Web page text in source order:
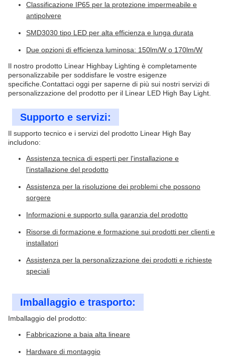
Classificazione IP65 per la protezione impermeabile e
antipolvere
SMD3030 tipo LED per alta efficienza e lunga durata
Due opzioni di efficienza luminosa: 150lm/W o 170lm/W
Il nostro prodotto Linear Highbay Lighting è completamente
personalizzabile per soddisfare le vostre esigenze
specifiche.Contattaci oggi per saperne di più sui nostri servizi di
personalizzazione del prodotto per il Linear LED High Bay Light.
Supporto e servizi:
Il supporto tecnico e i servizi del prodotto Linear High Bay
includono:
Assistenza tecnica di esperti per l'installazione e
l'installazione del prodotto
Assistenza per la risoluzione dei problemi che possono
sorgere
Informazioni e supporto sulla garanzia del prodotto
Risorse di formazione e formazione sui prodotti per clienti e
installatori
Assistenza per la personalizzazione dei prodotti e richieste
speciali
Imballaggio e trasporto:
Imballaggio del prodotto:
Fabbricazione a baia alta lineare
Hardware di montaggio